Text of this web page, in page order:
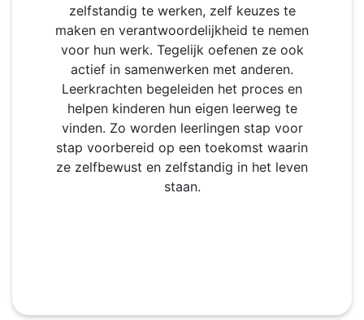
zelfstandig te werken, zelf keuzes te
maken en verantwoordelijkheid te nemen
voor hun werk. Tegelijk oefenen ze ook
actief in samenwerken met anderen.
Leerkrachten begeleiden het proces en
helpen kinderen hun eigen leerweg te
vinden. Zo worden leerlingen stap voor
stap voorbereid op een toekomst waarin
ze zelfbewust en zelfstandig in het leven
staan.